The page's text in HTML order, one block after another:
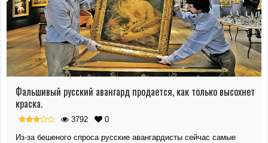
Фальшивый русский авангард продается, как только высохнет
краска.
3792
0
Из-за бешеного спроса русские авангардисты сейчас самые